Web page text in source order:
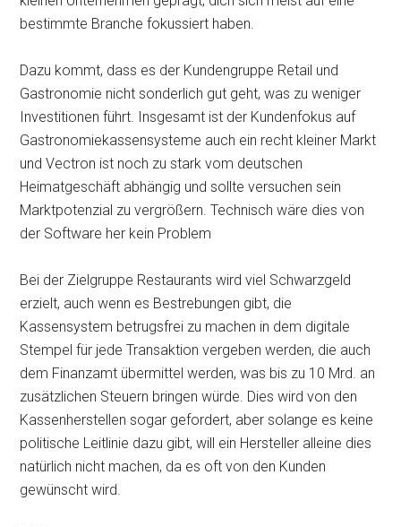
bestimmte Branche fokussiert haben.
Dazu kommt, dass es der Kundengruppe Retail und
Gastronomie nicht sonderlich gut geht, was zu weniger
Investitionen führt. Insgesamt ist der Kundenfokus auf
Gastronomiekassensysteme auch ein recht kleiner Markt
und Vectron ist noch zu stark vom deutschen
Heimatgeschäft abhängig und sollte versuchen sein
Marktpotenzial zu vergrößern. Technisch wäre dies von
der Software her kein Problem
Bei der Zielgruppe Restaurants wird viel Schwarzgeld
erzielt, auch wenn es Bestrebungen gibt, die
Kassensystem betrugsfrei zu machen in dem digitale
Stempel für jede Transaktion vergeben werden, die auch
dem Finanzamt übermittel werden, was bis zu 10 Mrd. an
zusätzlichen Steuern bringen würde. Dies wird von den
Kassenherstellen sogar gefordert, aber solange es keine
politische Leitlinie dazu gibt, will ein Hersteller alleine dies
natürlich nicht machen, da es oft von den Kunden
gewünscht wird.